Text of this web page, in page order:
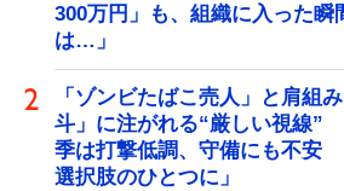
300万円」も、組織に入った瞬
は…」
「ゾンビたばこ売人」と肩組
斗」に注がれる“厳しい視線”
季は打撃低調、守備にも不安
選択肢のひとつに」